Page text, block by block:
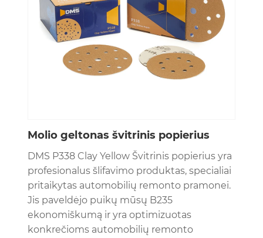
Molio geltonas švitrinis popierius
DMS P338 Clay Yellow Švitrinis popierius yra
profesionalus šlifavimo produktas, specialiai
pritaikytas automobilių remonto pramonei.
Jis paveldėjo puikų mūsų B235
ekonomiškumą ir yra optimizuotas
konkrečioms automobilių remonto